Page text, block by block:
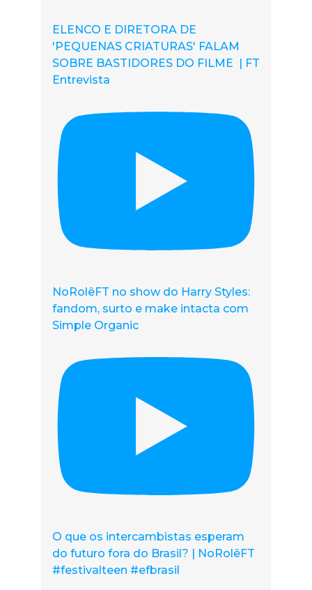
ELENCO E DIRETORA DE
'PEQUENAS CRIATURAS' FALAM
SOBRE BASTIDORES DO FILME | FT
Entrevista
NoRolêFT no show do Harry Styles:
fandom, surto e make intacta com
Simple Organic
O que os intercambistas esperam
do futuro fora do Brasil? | NoRolêFT
#festivalteen #efbrasil